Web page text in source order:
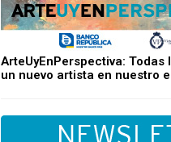
ArteUyEnPerspectiva: Todas
un nuevo artista en nuestro